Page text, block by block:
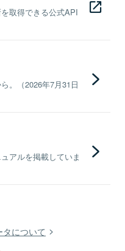
取得できる公式API
。（2026年7月31日
アルを掲載していま
について